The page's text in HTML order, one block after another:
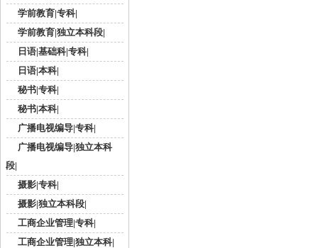
学前教育|专科|
学前教育|独立本科段|
日语|基础科|专科|
日语|本科|
秘书|专科|
秘书|本科|
广播电视编导|专科|
广播电视编导|独立本科
段|
摄影|专科|
摄影|独立本科段|
工商企业管理|专科|
工商企业管理|独立本科|